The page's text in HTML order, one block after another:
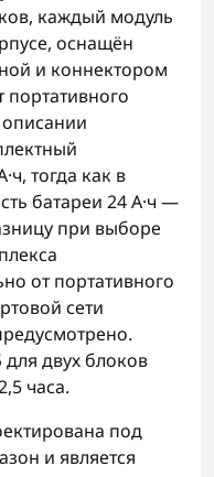
каждый модуль
оснащён
и коннектором
описании
тогда как в
батареи 24 А·ч —
при выборе
от портативного
сети
двух блоков
часа.
под
и является